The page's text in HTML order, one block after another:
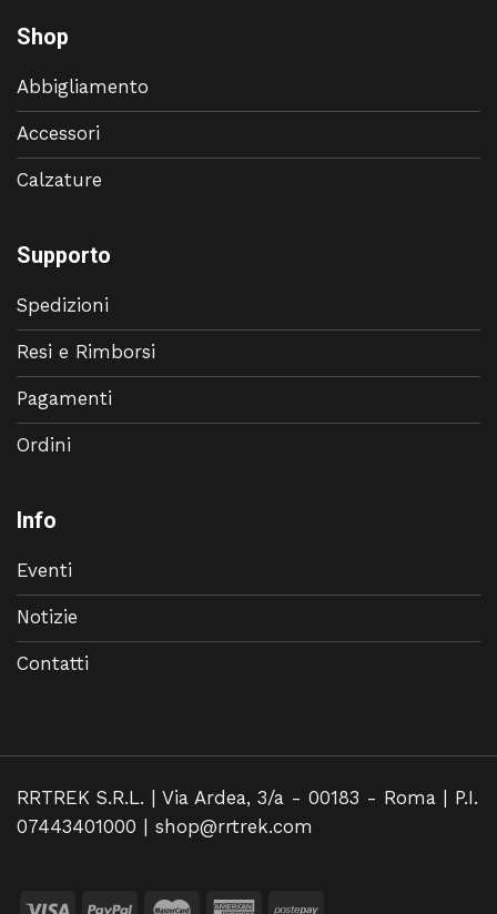
Shop
Abbigliamento
Accessori
Calzature
Supporto
Spedizioni
Resi e Rimborsi
Pagamenti
Ordini
Info
Eventi
Notizie
Contatti
RRTREK S.R.L. | Via Ardea, 3/a - 00183 - Roma | P.I.
07443401000 | shop@rrtrek.com